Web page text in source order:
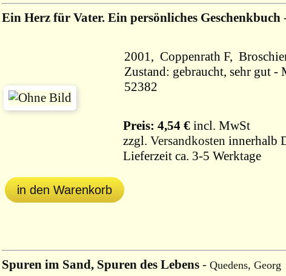
Ein Herz für Vater. Ein persönliches Geschenkbuch
2001,
Zustand: gebraucht, sehr gut -
52382
Preis: 4,54 € incl. MwSt
zzgl. Versandkosten innerhalb
Lieferzeit ca. 3-5 Werktage
in den Warenkorb
Spuren im Sand, Spuren des Lebens - Quedens, Georg